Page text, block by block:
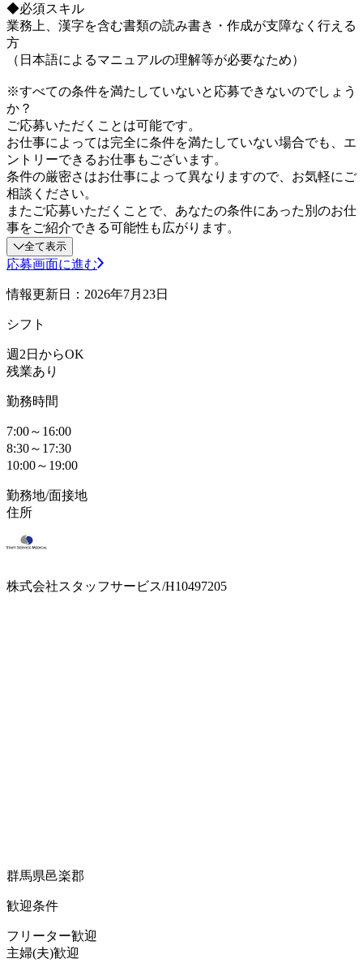
◆必須スキル
業務上、漢字を含む書類の読み書き・作成が支障なく行える
方
（日本語によるマニュアルの理解等が必要なため）
※すべての条件を満たしていないと応募できないのでしょう
か？
ご応募いただくことは可能です。
お仕事によっては完全に条件を満たしていない場合でも、エ
ントリーできるお仕事もございます。
条件の厳密さはお仕事によって異なりますので、お気軽にご
相談ください。
またご応募いただくことで、あなたの条件にあった別のお仕
事をご紹介できる可能性も広がります。
全て表示
応募画面に進む
情報更新日：2026年7月23日
シフト
週2日からOK
残業あり
勤務時間
7:00～16:00
8:30～17:30
10:00～19:00
勤務地/面接地
住所
株式会社スタッフサービス/H10497205
群馬県邑楽郡
歓迎条件
フリーター歓迎
主婦(夫)歓迎